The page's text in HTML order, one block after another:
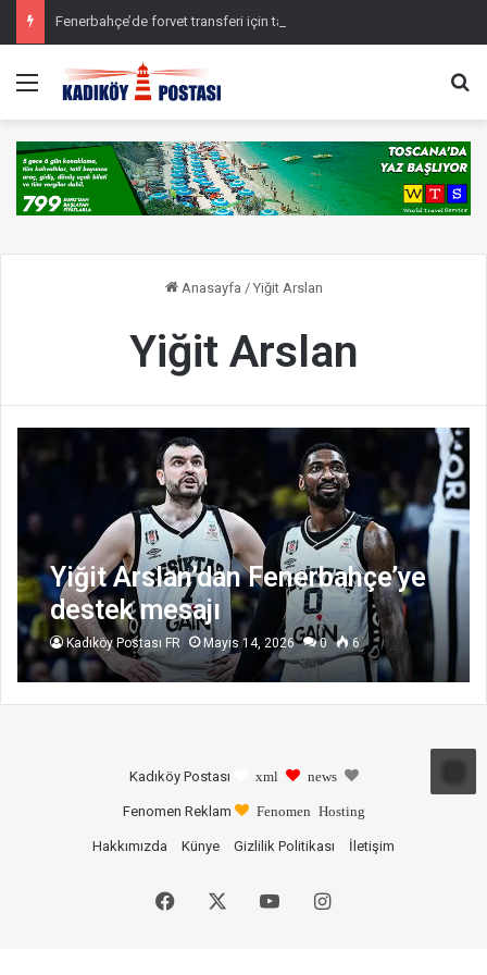
Fenerbahçe’de forvet transferi için tarih verildi
Menü
Anasayfa / Yiğit Arslan
Yiğit Arslan
Yiğit Arslan’dan Fenerbahçe’ye
destek mesajı
Kadıköy Postası FR Mayıs 14, 2026 0 6
Kadıköy Postası xml news
Fenomen Reklam Fenomen Hosting
Hakkımızda Künye Gizlilik Politikası İletişim
Facebook YouTubeInstagram